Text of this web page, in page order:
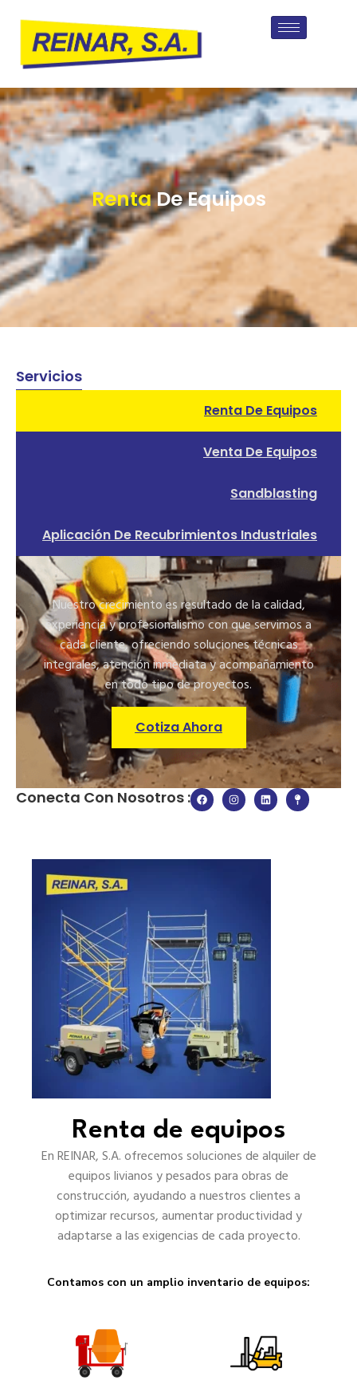
RentaDe Equipos
Servicios
Renta De Equipos
Venta De Equipos
Sandblasting
Aplicación De Recubrimientos Industriales
Nuestro crecimiento es resultado de la calidad,
experiencia y profesionalismo con que servimos a
cada cliente, ofreciendo soluciones técnicas
integrales, atención inmediata y acompañamiento
en todo tipo de proyectos.
Cotiza Ahora
Conecta Con Nosotros :
Renta de equipos
En REINAR, S.A. ofrecemos soluciones de alquiler de
equipos livianos y pesados para obras de
construcción, ayudando a nuestros clientes a
optimizar recursos, aumentar productividad y
adaptarse a las exigencias de cada proyecto.
Contamos con un amplio inventario de equipos: